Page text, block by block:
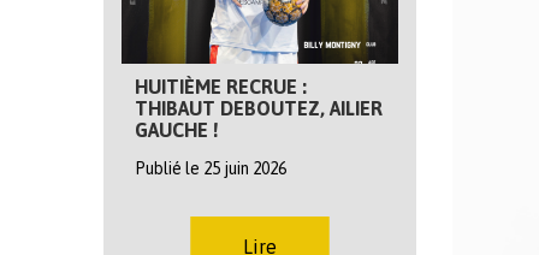
HUITIÈME RECRUE :
THIBAUT DEBOUTEZ, AILIER
GAUCHE !
Publié le 25 juin 2026
Lire